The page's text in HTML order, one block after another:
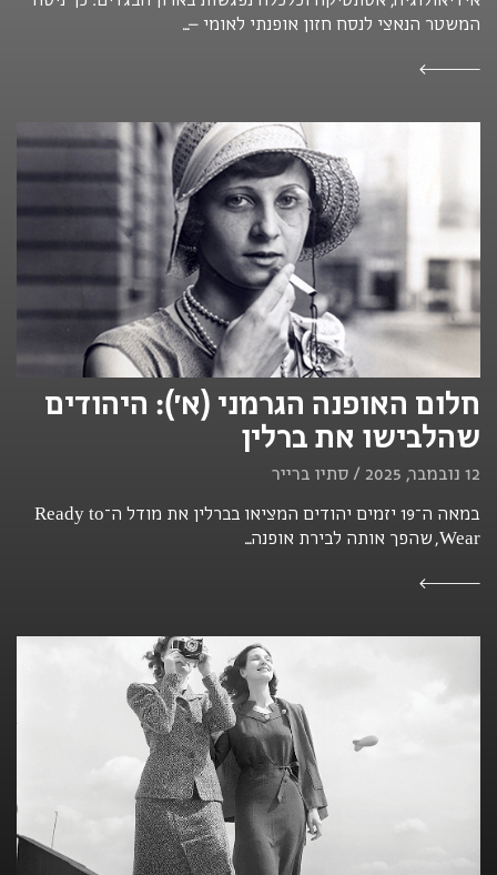
המשטר הנאצי לנסח חזון אופנתי לאומי –...
חלום האופנה הגרמני (א׳): היהודים
שהלבישו את ברלין
12 נובמבר, 2025 / סתיו ברייר
במאה ה־19 יזמים יהודים המציאו בברלין את מודל ה־Ready to
Wear, שהפך אותה לבירת אופנה...